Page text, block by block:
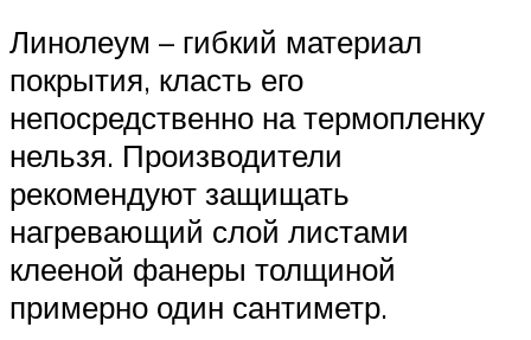
Линолеум – гибкий материал
покрытия, класть его
непосредственно на термопленку
нельзя. Производители
рекомендуют защищать
нагревающий слой листами
клееной фанеры толщиной
примерно один сантиметр.